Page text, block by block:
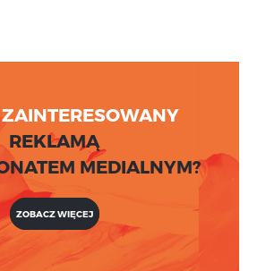
REKLAMĄ
MEDIALNYM?
ZOBACZ WIĘCEJ